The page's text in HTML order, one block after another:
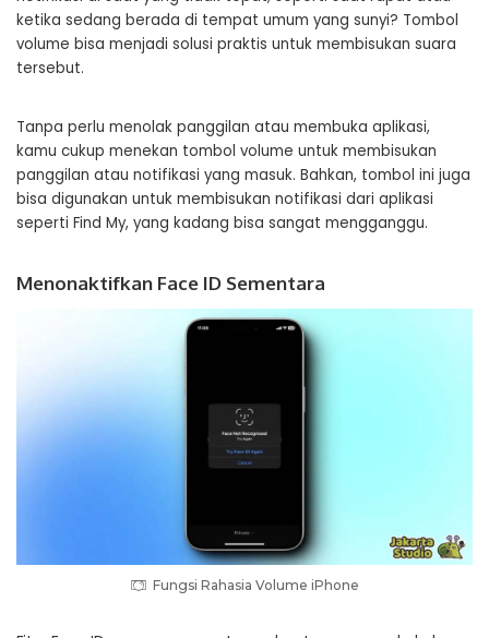
ketika sedang berada di tempat umum yang sunyi? Tombol
volume bisa menjadi solusi praktis untuk membisukan suara
tersebut.
Tanpa perlu menolak panggilan atau membuka aplikasi,
kamu cukup menekan tombol volume untuk membisukan
panggilan atau notifikasi yang masuk. Bahkan, tombol ini juga
bisa digunakan untuk membisukan notifikasi dari aplikasi
seperti Find My, yang kadang bisa sangat mengganggu.
Menonaktifkan Face ID Sementara
Fungsi Rahasia Volume iPhone